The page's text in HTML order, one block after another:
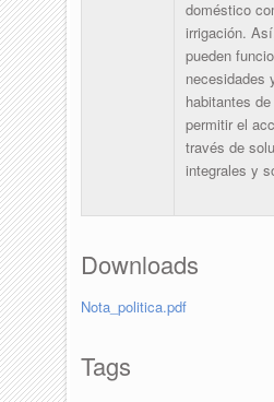
doméstico
irrigación.
pueden
necesidades
habitantes
permitir el
través de
integrales y
Downloads
Nota_politica.pdf
Tags